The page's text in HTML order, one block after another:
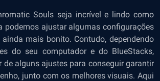
Souls seja incrível e lindo como
podemos ajustar algumas configurações
mais bonito. Contudo, dependendo
do seu computador e do BlueStacks,
de alguns ajustes para conseguir garantir
junto com os melhores visuais. Aqui